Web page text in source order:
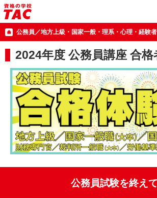
公務員／地方上級・国家一般・理系・心理・経験者
2024年度 公務員講座 合格
公務員試験を終えて